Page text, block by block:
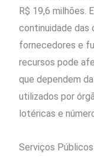
R$ 19,6 milhões.
continuidade das
fornecedores e
recursos pode
que dependem
utilizados por
lotéricas e
Serviços